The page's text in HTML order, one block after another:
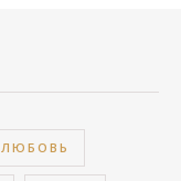
ЛЮБОВЬ